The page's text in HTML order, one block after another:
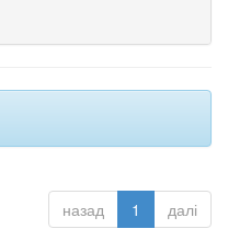
назад 1 далі